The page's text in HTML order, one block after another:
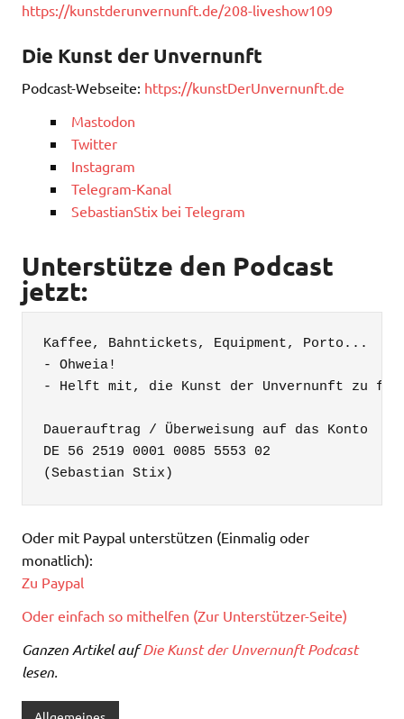
https://kunstderunvernunft.de/208-liveshow109
Die Kunst der Unvernunft
Podcast-Webseite: https://kunstDerUnvernunft.de
Mastodon
Twitter
Instagram
Telegram-Kanal
SebastianStix bei Telegram
Unterstütze den Podcast
jetzt:
Kaffee, Bahntickets, Equipment, Porto...
- Ohweia!
- Helft mit, die Kunst der Unvernunft zu
Dauerauftrag / Überweisung auf das Konto
DE 56 2519 0001 0085 5553 02
(Sebastian Stix)
Oder mit Paypal unterstützen (Einmalig oder
monatlich):
Zu Paypal
Oder einfach so mithelfen (Zur Unterstützer-Seite)
Ganzen Artikel aufDie Kunst der Unvernunft Podcast
lesen.